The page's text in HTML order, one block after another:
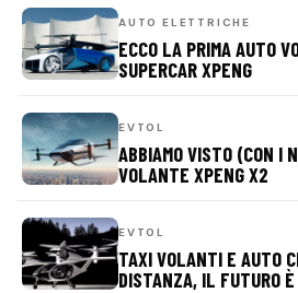
AUTO ELETTRICHE
ECCO LA PRIMA AUTO
SUPERCAR XPENG
EVTOL
ABBIAMO VISTO (CON I
VOLANTE XPENG X2
EVTOL
TAXI VOLANTI E AUTO
DISTANZA, IL FUTURO È